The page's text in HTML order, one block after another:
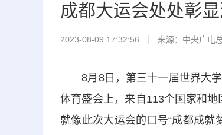
成都大运会处处彰
2023-08-09 17:32:56 来源：中央广电
8月8日，第三十一届世界大学
体育盛会上，来自113个国家和
就像此次大运会的口号“成都成